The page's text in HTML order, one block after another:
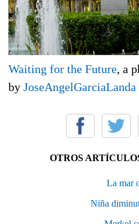
Waiting for the Future, a
by JoseAngelGarciaLanda
OTROS
La mar
Niña